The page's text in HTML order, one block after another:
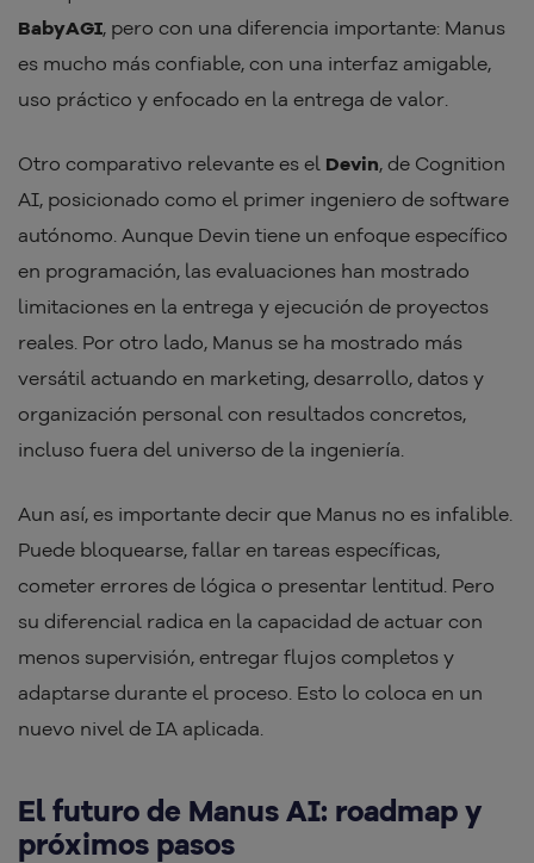
BabyAGI, pero con una diferencia importante: Manus
es mucho más confiable, con una interfaz amigable,
uso práctico y enfocado en la entrega de valor.
Otro comparativo relevante es el Devin, de Cognition
AI, posicionado como el primer ingeniero de software
autónomo. Aunque Devin tiene un enfoque específico
en programación, las evaluaciones han mostrado
limitaciones en la entrega y ejecución de proyectos
reales. Por otro lado, Manus se ha mostrado más
versátil actuando en marketing, desarrollo, datos y
organización personal con resultados concretos,
incluso fuera del universo de la ingeniería.
Aun así, es importante decir que Manus no es infalible.
Puede bloquearse, fallar en tareas específicas,
cometer errores de lógica o presentar lentitud. Pero
su diferencial radica en la capacidad de actuar con
menos supervisión, entregar flujos completos y
adaptarse durante el proceso. Esto lo coloca en un
nuevo nivel de IA aplicada.
El futuro de Manus AI: roadmap y
próximos pasos